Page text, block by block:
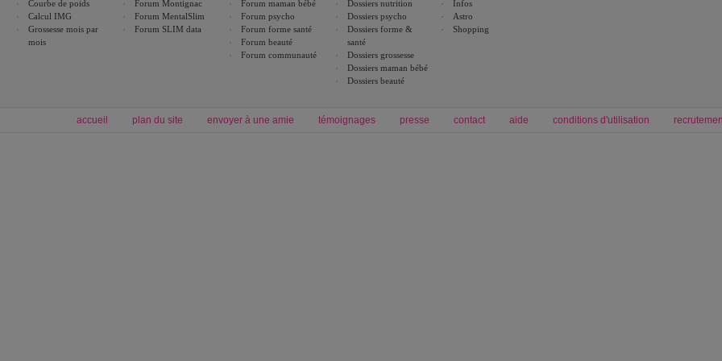
Courbe de poids
Calcul IMG
Grossesse mois par
mois
Forum Montignac
Forum MentalSlim
Forum SLIM data
Forum maman bébé
Forum psycho
Forum forme santé
Forum beauté
Forum communauté
Dossiers nutrition
Dossiers psycho
Dossiers forme &
santé
Dossiers grossesse
Dossiers maman bébé
Dossiers beauté
Infos
Astro
Shopping
accueil plan du site envoyer à une amie témoignages presse contact aide conditions d'utilisation